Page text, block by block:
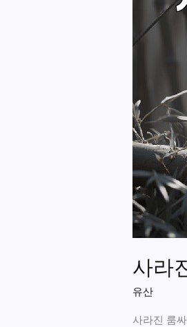
사라
유산
사라진 룸